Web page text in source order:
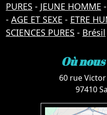
PURES - JEUNE HOMME -
- AGE ET SEXE - ETRE
SCIENCES PURES - Brésil
Où
60 rue
97410